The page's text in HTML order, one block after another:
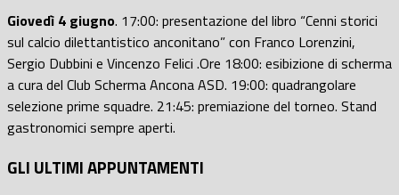
Giovedì 4 giugno. 17:00: presentazione del libro “Cenni storici
sul calcio dilettantistico anconitano” con Franco Lorenzini,
Sergio Dubbini e Vincenzo Felici .Ore 18:00: esibizione di scherma
a cura del Club Scherma Ancona ASD. 19:00: quadrangolare
selezione prime squadre. 21:45: premiazione del torneo. Stand
gastronomici sempre aperti.
GLI ULTIMI APPUNTAMENTI